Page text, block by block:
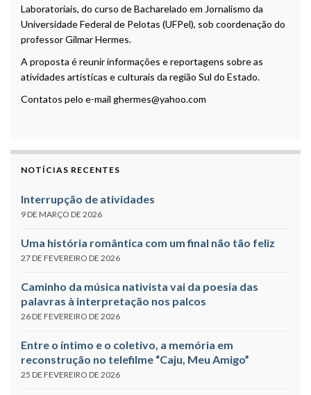
Laboratoriais, do curso de Bacharelado em Jornalismo da
Universidade Federal de Pelotas (UFPel), sob coordenação do
professor Gilmar Hermes.
A proposta é reunir informações e reportagens sobre as
atividades artísticas e culturais da região Sul do Estado.
Contatos pelo e-mail ghermes@yahoo.com
NOTÍCIAS RECENTES
Interrupção de atividades
9 DE MARÇO DE 2026
Uma história romântica com um final não tão feliz
27 DE FEVEREIRO DE 2026
Caminho da música nativista vai da poesia das
palavras à interpretação nos palcos
26 DE FEVEREIRO DE 2026
Entre o íntimo e o coletivo, a memória em
reconstrução no telefilme “Caju, Meu Amigo”
25 DE FEVEREIRO DE 2026